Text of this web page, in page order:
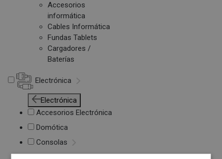
Accesorios
informática
Cables Informática
Fundas Tablets
Cargadores /
Baterías
Electrónica
Electrónica
Accesorios Electrónica
Domótica
Consolas
Juegos de Consolas